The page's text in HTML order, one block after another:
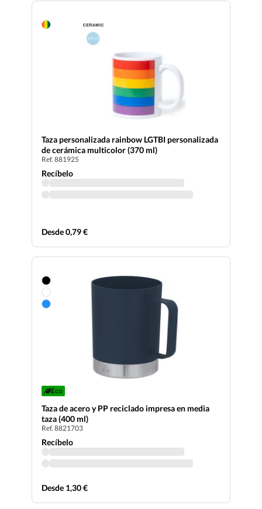
Taza personalizada rainbow LGTBI personalizada
de cerámica multicolor (370 ml)
Ref. 881925
Recíbelo
Desde 0,79 €
Eco
Taza de acero y PP reciclado impresa en media
taza (400 ml)
Ref. 8821703
Recíbelo
Desde 1,30 €